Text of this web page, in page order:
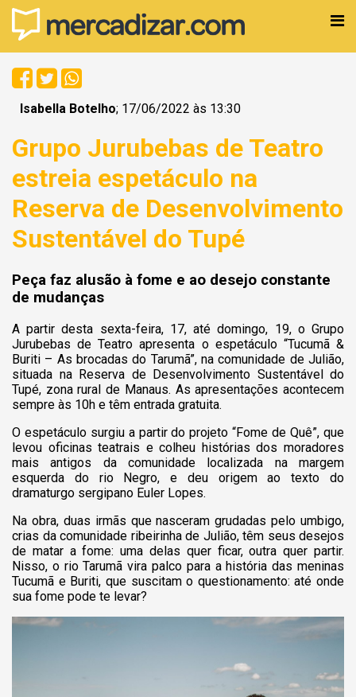
Isabella Botelho; 17/06/2022 às 13:30
Grupo Jurubebas de Teatro
estreia espetáculo na
Reserva de Desenvolvimento
Sustentável do Tupé
Peça faz alusão à fome e ao desejo constante
de mudanças
A partir desta sexta-feira, 17, até domingo, 19, o Grupo
Jurubebas de Teatro apresenta o espetáculo “Tucumã &
Buriti – As brocadas do Tarumã”, na comunidade de Julião,
situada na Reserva de Desenvolvimento Sustentável do
Tupé, zona rural de Manaus. As apresentações acontecem
sempre às 10h e têm entrada gratuita.
O espetáculo surgiu a partir do projeto “Fome de Quê”, que
levou oficinas teatrais e colheu histórias dos moradores
mais antigos da comunidade localizada na margem
esquerda do rio Negro, e deu origem ao texto do
dramaturgo sergipano Euler Lopes.
Na obra, duas irmãs que nasceram grudadas pelo umbigo,
crias da comunidade ribeirinha de Julião, têm seus desejos
de matar a fome: uma delas quer ficar, outra quer partir.
Nisso, o rio Tarumã vira palco para a história das meninas
Tucumã e Buriti, que suscitam o questionamento: até onde
sua fome pode te levar?